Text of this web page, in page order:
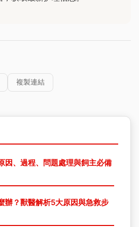
複製連結
因、過程、問題處理與飼主必備
辦？獸醫解析5大原因與急救步